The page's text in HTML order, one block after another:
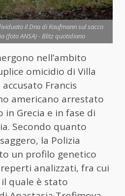
il Dna di Kaufmann sul sacco
(foto ANSA) - Blitz quotidiano
nell’ambito
omicidio di Villa
Francis
americano arrestato
in Grecia e in fase di
Secondo quanto
la Polizia
un profilo genetico
analizzati, fra cui
quale è stato